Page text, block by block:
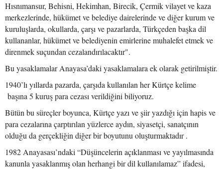
Hısnımansur, Behisni, Hekimhan, Birecik, Çermik vilayet ve kaza
merkezlerinde, hükümet ve belediye dairelerinde ve diğer kurum ve
kuruluşlarda, okullarda, çarşı ve pazarlarda, Türkçeden başka dil
kullananlar, hükümet ve belediyenin emirlerine muhalefet etmek ve
direnmek suçundan cezalandırılacaktır".
Bu yasaklamalar Anayasa’daki yasaklamalara ek olarak getirilmiştir.
1940’lı yıllarda pazarda, çarşıda kullanılan her Kürtçe kelime
başına 5 kuruş para cezası verildiğini biliyoruz.
Bütün bu süreçler boyunca, Kürtçe yazı ve şiir yazdığı için hapis ve
para cezalarına çarptırılan yüzlerce aydın, siyasetçi, sanatçının
olduğu da gerçekliğin diğer bir boyutunu oluşturmaktadır .
1982 Anayasası’ndaki “Düşüncelerin açıklanması ve yayılmasında
kanunla yasaklanmış olan herhangi bir dil kullanılamaz” ifadesi,